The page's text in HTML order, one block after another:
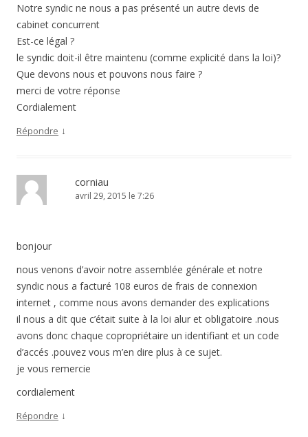
Notre syndic ne nous a pas présenté un autre devis de
cabinet concurrent
Est-ce légal ?
le syndic doit-il être maintenu (comme explicité dans la loi)?
Que devons nous et pouvons nous faire ?
merci de votre réponse
Cordialement
Répondre ↓
corniau
avril 29, 2015 le 7:26
bonjour
nous venons d’avoir notre assemblée générale et notre
syndic nous a facturé 108 euros de frais de connexion
internet , comme nous avons demander des explications
il nous a dit que c’était suite à la loi alur et obligatoire .nous
avons donc chaque copropriétaire un identifiant et un code
d’accés .pouvez vous m’en dire plus à ce sujet.
je vous remercie
cordialement
Répondre ↓